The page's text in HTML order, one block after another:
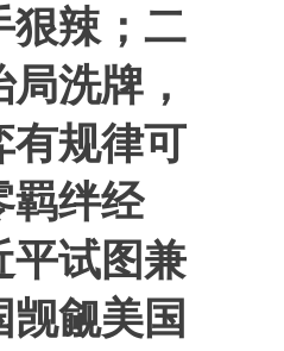
狠辣；二
洗牌，
有规律可
羁绊经
平试图兼
觎美国